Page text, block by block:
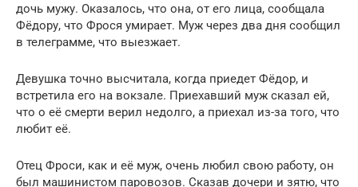
дочь мужу. Оказалось, что она, от его лица, сообщала
Фёдору, что Фрося умирает. Муж через два дня сообщил
в телеграмме, что выезжает.
Девушка точно высчитала, когда приедет Фёдор, и
встретила его на вокзале. Приехавший муж сказал ей,
что о её смерти верил недолго, а приехал из-за того, что
любит её.
Отец Фроси, как и её муж, очень любил свою работу, он
был машинистом паровозов. Сказав дочери и зятю, что